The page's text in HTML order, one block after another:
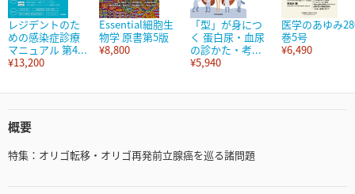
レジデントのた
めの感染症診療
マニュアル 第4...
¥13,200
Essential細胞生
物学 原書第5版
¥8,800
「型」が身につ
く 蛋白尿・血尿
の診かた・考...
¥5,940
医学のあゆみ
巻5号
¥6,490
概要
特集：オリゴ転移・オリゴ再発前立腺癌を巡る諸問題